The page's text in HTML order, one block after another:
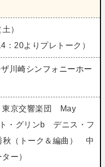
）
：20よりプレトーク）
ザ川崎シンフォニーホー
東京交響楽団 May
・グリンb デニス・フ
（トーク＆編曲） 中
ター）